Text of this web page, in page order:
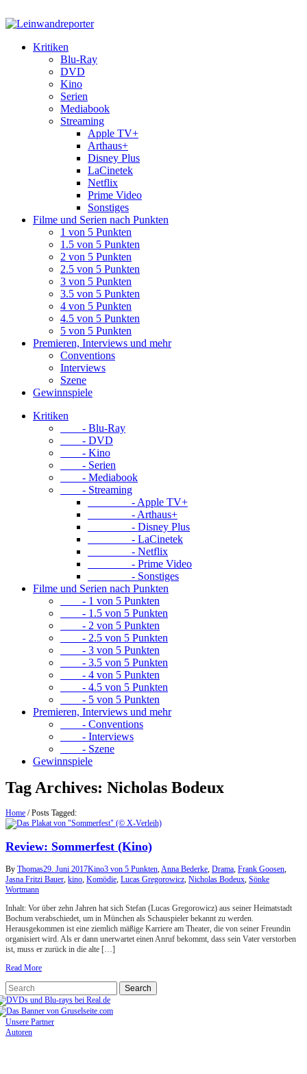
Kritiken
Blu-Ray
DVD
Kino
Serien
Mediabook
Streaming
Apple TV+
Arthaus+
Disney Plus
LaCinetek
Netflix
Prime Video
Sonstiges
Filme und Serien nach Punkten
1 von 5 Punkten
1.5 von 5 Punkten
2 von 5 Punkten
2.5 von 5 Punkten
3 von 5 Punkten
3.5 von 5 Punkten
4 von 5 Punkten
4.5 von 5 Punkten
5 von 5 Punkten
Premieren, Interviews und mehr
Conventions
Interviews
Szene
Gewinnspiele
Kritiken
- Blu-Ray
- DVD
- Kino
- Serien
- Mediabook
- Streaming
- Apple TV+
- Arthaus+
- Disney Plus
- LaCinetek
- Netflix
- Prime Video
- Sonstiges
Filme und Serien nach Punkten
- 1 von 5 Punkten
- 1.5 von 5 Punkten
- 2 von 5 Punkten
- 2.5 von 5 Punkten
- 3 von 5 Punkten
- 3.5 von 5 Punkten
- 4 von 5 Punkten
- 4.5 von 5 Punkten
- 5 von 5 Punkten
Premieren, Interviews und mehr
- Conventions
- Interviews
- Szene
Gewinnspiele
Tag Archives: Nicholas Bodeux
Home /Posts Tagged:
Review: Sommerfest (Kino)
By Thomas29. Juni 2017Kino3 von 5 Punkten,Anna Bederke, Drama, Frank Goosen,
Jasna Fritzi Bauer, kino, Komödie, Lucas Gregorowicz, Nicholas Bodeux, Sönke
Wortmann
Inhalt: Vor über zehn Jahren hat sich Stefan (Lucas Gregorowicz) aus seiner Heimatstadt
Bochum verabschiedet, um in München als Schauspieler bekannt zu werden.
Herausgekommen ist eine ziemlich mäßige Karriere am Theater, die von seiner Freundin
organisiert wird. Als er dann unerwartet einen Anruf bekommt, dass sein Vater verstorben
ist, muss er zurück in die alte […]
Read More
Unsere Partner
Autoren